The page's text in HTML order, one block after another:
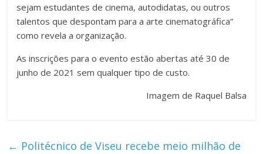
sejam estudantes de cinema, autodidatas, ou outros
talentos que despontam para a arte cinematográfica”
como revela a organização.
As inscrições para o evento estão abertas até 30 de
junho de 2021 sem qualquer tipo de custo.
Imagem de Raquel Balsa
← Politécnico de Viseu recebe meio milhão de